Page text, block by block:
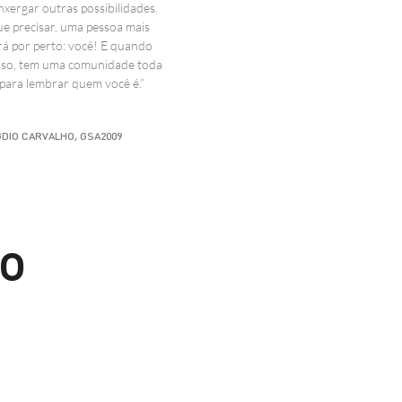
DE
SEGUIR
outras possibilidades.
precisar, uma pessoa mais
por perto: você! E quando
tem uma comunidade toda
lembrar quem você é.”
CARVALHO, GSA2009